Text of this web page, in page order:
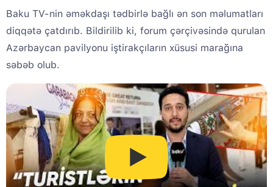
Baku TV-nin əməkdaşı tədbirlə bağlı ən son məlumatları
diqqətə çatdırıb. Bildirilib ki, forum çərçivəsində qurulan
Azərbaycan pavilyonu iştirakçıların xüsusi marağına
səbəb olub.